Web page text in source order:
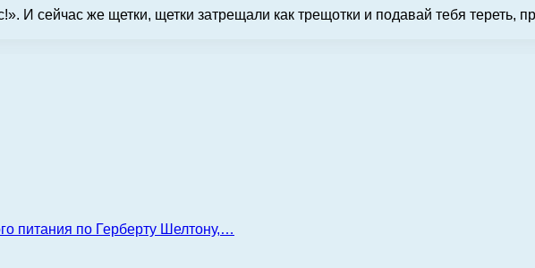
И сейчас же щетки, щетки затрещали как трещотки и подавай тебя тереть,
питания по Герберту Шелтону,…